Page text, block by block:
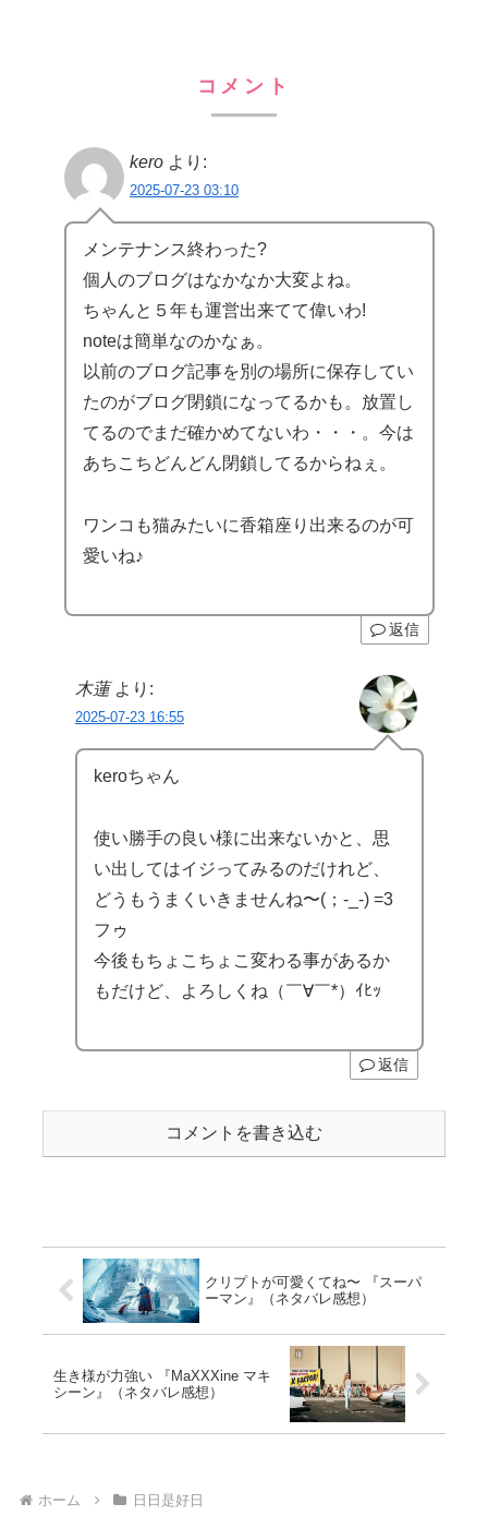
コメント
kero より:
2025-07-23 03:10
メンテナンス終わった?
個人のブログはなかなか大変よね。
ちゃんと５年も運営出来てて偉いわ!
noteは簡単なのかなぁ。
以前のブログ記事を別の場所に保存してい
たのがブログ閉鎖になってるかも。放置し
てるのでまだ確かめてないわ・・・。今は
あちこちどんどん閉鎖してるからねぇ。
ワンコも猫みたいに香箱座り出来るのが可
愛いね♪
返信
木蓮 より:
2025-07-23 16:55
keroちゃん
使い勝手の良い様に出来ないかと、思
い出してはイジってみるのだけれど、
どうもうまくいきませんね〜(；-_-) =3
フゥ
今後もちょこちょこ変わる事があるか
もだけど、よろしくね（￣∀￣*）ｲﾋｯ
返信
コメントを書き込む
クリプトが可愛くてね〜 『スーパ
ーマン』（ネタバレ感想）
生き様が力強い 『MaXXXine マキ
シーン』（ネタバレ感想）
ホーム 日日是好日